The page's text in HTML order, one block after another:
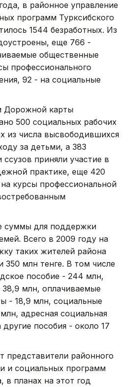
в районное управление
программ Турксибского
1544 безработных. Из
еще 766 -
общественные
профессионального
92 - на социальные
Дорожной карты
500 социальных рабочих
из числа высвободившихся
за детьми, а 383
приняли участие в
практике, еще 420
курсы профессиональной
суммы для поддержки
Всего в 2009 году на
таких жителей района
350 млн тенге. В том числе
пособие - 244 млн,
млн, оплачиваемые
- 18,9 млн, социальные
адресная социальная
пособия - около 17
представители районного
и социальных программ
в планах на этот год